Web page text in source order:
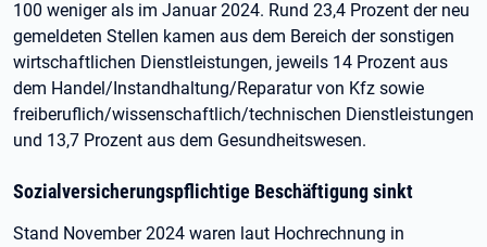
100 weniger als im Januar 2024. Rund 23,4 Prozent der neu
gemeldeten Stellen kamen aus dem Bereich der sonstigen
wirtschaftlichen Dienstleistungen, jeweils 14 Prozent aus
dem Handel/Instandhaltung/Reparatur von Kfz sowie
freiberuflich/wissenschaftlich/technischen Dienstleistungen
und 13,7 Prozent aus dem Gesundheitswesen.
Sozialversicherungspflichtige Beschäftigung sinkt
Stand November 2024 waren laut Hochrechnung in